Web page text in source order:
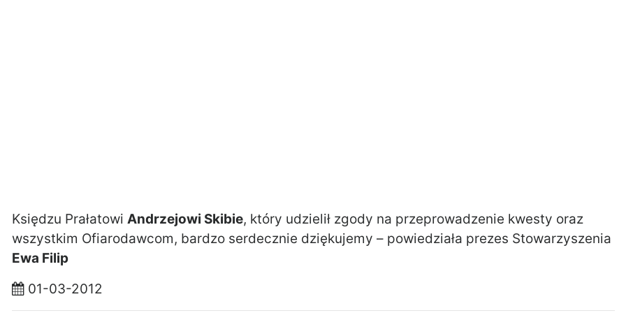
Księdzu Prałatowi Andrzejowi Skibie, który udzielił zgody na przeprowadzenie kwesty oraz
wszystkim Ofiarodawcom, bardzo serdecznie dziękujemy – powiedziała prezes Stowarzyszenia
Ewa Filip
01-03-2012